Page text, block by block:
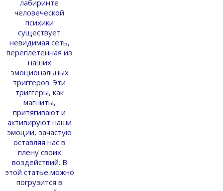
лабиринте
человеческой
психики
существует
невидимая сеть,
переплетенная из
наших
эмоциональных
триггеров. Эти
триггеры, как
магниты,
притягивают и
активируют наши
эмоции, зачастую
оставляя нас в
плену своих
воздействий. В
этой статье можно
погрузится в